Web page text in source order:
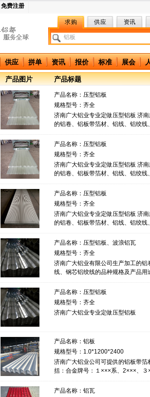
免费注册
求购 供应 资讯
供应 拼单 资讯 报价 标准 展会
产品图片 产品标题
产品名称： 压型铝板
规格型号：齐全
济南广大铝业专业定做压型铝板 济
的铝卷、铝板带箔材、铝线、铝绞
品用途包括： 合金牌号：１×××�
产品名称： 压型铝板
规格型号：齐全
济南广大铝业专业定做压型铝板 济
的铝卷、铝板带箔材、铝线、铝绞
品用途包括： 合金牌号：１×××�
产品名称： 压型铝板
规格型号：齐全
济南广大铝业专业定做压型铝板 济
的铝卷、铝板带箔材、铝线、铝绞
品用途包括： 合金牌号：１×××系
产品名称： 压型铝板、波浪铝瓦
规格型号：齐全
济南广大铝业有限公司生产加工的
线、钢芯铝绞线的品种规格及产品
系、2×××、３×××系、５×�
产品名称： 压型铝板
规格型号：齐全
济南广大铝业专业定做压型铝板
产品名称： 铝板
规格型号：1.0*1200*2400
济南广大铝业公司可提供的铝板带
括：合金牌号：１×××系、2×××、
×××系铝和铝合金板带箔
产品名称： 铝瓦